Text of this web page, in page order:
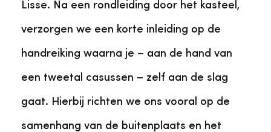
Lisse. Na een rondleiding door het kasteel,
verzorgen we een korte inleiding op de
handreiking waarna je – aan de hand van
een tweetal casussen – zelf aan de slag
gaat. Hierbij richten we ons vooral op de
samenhang van de buitenplaats en het